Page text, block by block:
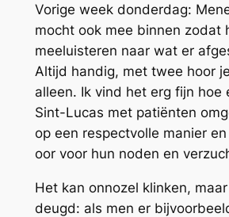
Vorige week donderdag:
mocht ook mee binnen zodat
meeluisteren naar wat er
Altijd handig, met twee hoor
alleen. Ik vind het erg fijn hoe
Sint-Lucas met patiënten
op een respectvolle manier
oor voor hun noden en
Het kan onnozel klinken,
deugd: als men er